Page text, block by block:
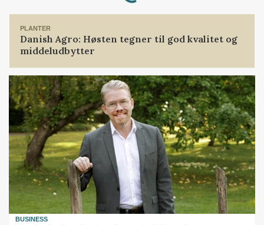
PLANTER
Danish Agro: Høsten tegner til god kvalitet og
middeludbytter
BUSINESS